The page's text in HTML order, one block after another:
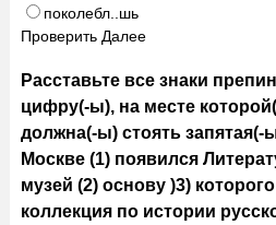
поколебл..шь
Проверить Далее
Расставьте все знаки
цифру(-ы), на месте
должна(-ы) стоять запятая(-
Москве (1) появился
музей (2) основу )3)
коллекция по истории